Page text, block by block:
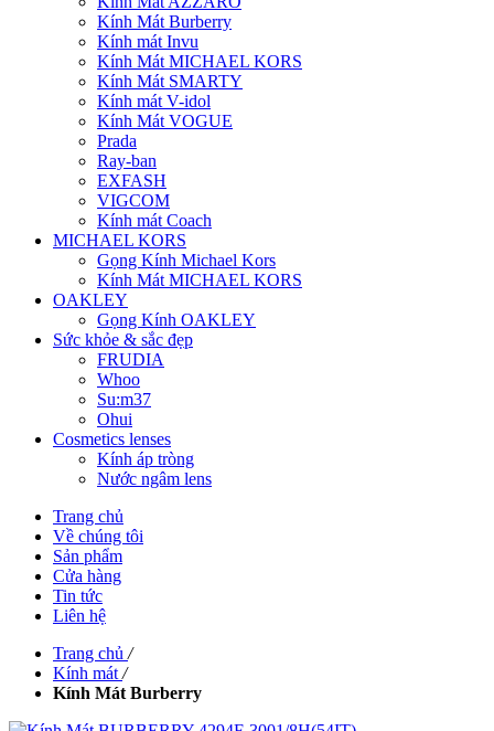
Kính Mát Burberry
Kính mát Invu
Kính Mát MICHAEL KORS
Kính Mát SMARTY
Kính mát V-idol
Kính Mát VOGUE
Prada
Ray-ban
EXFASH
VIGCOM
Kính mát Coach
MICHAEL KORS
Gọng Kính Michael Kors
Kính Mát MICHAEL KORS
OAKLEY
Gọng Kính OAKLEY
Sức khỏe & sắc đẹp
FRUDIA
Whoo
Su:m37
Ohui
Cosmetics lenses
Kính áp tròng
Nước ngâm lens
Trang chủ
Về chúng tôi
Sản phẩm
Cửa hàng
Tin tức
Liên hệ
Trang chủ /
Kính mát /
Kính Mát Burberry